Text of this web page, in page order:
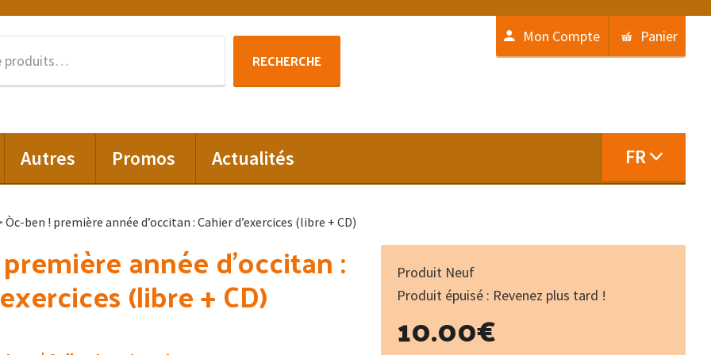
RECHERCHE
Mon Compte Panier
Autres Promos Actualités FR
Òc-ben ! première année d’occitan : Cahier d’exercices (libre + CD)
année d’occitan :
(libre + CD)
Produit Neuf
Produit épuisé : Revenez plus tard !
10.00€